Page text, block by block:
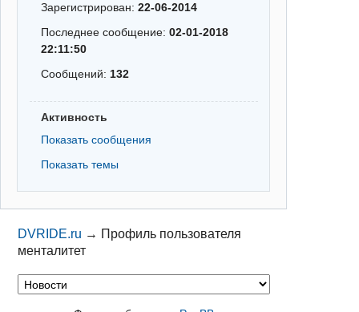
Зарегистрирован:22-06-2014
Последнее сообщение:02-01-2018
22:11:50
Сообщений:132
Активность
Показать сообщения
Показать темы
DVRIDE.ru → Профиль пользователя
менталитет